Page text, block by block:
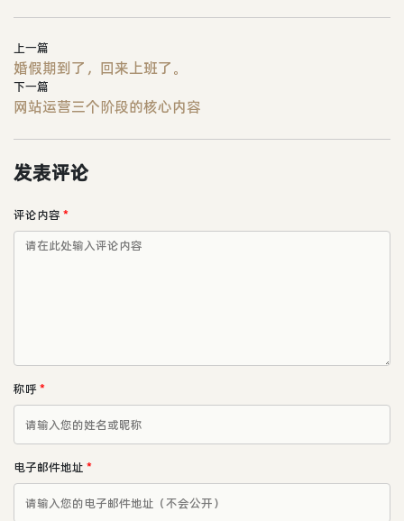
上一篇
婚假期到了，回来上班了。
下一篇
网站运营三个阶段的核心内容
发表评论
评论内容 *
称呼*
电子邮件地址 *